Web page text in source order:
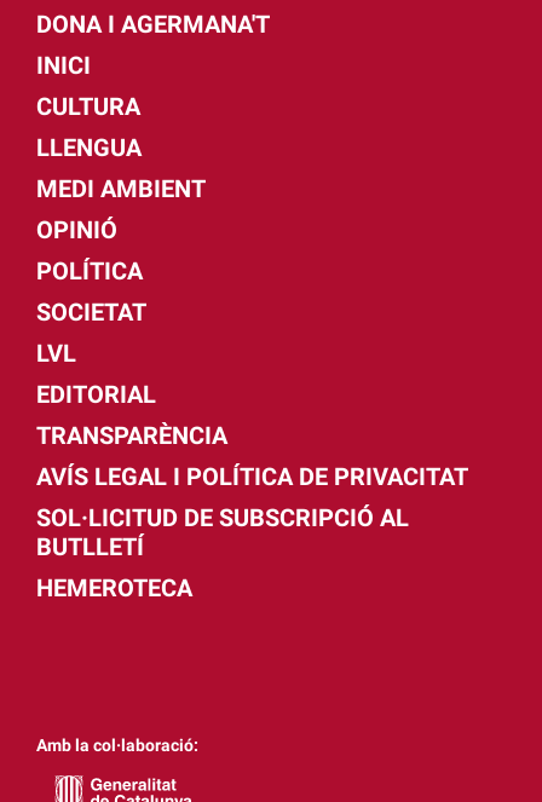
DONA I AGERMANA'T
INICI
CULTURA
LLENGUA
MEDI AMBIENT
OPINIÓ
POLÍTICA
SOCIETAT
LVL
EDITORIAL
TRANSPARÈNCIA
AVÍS LEGAL I POLÍTICA DE PRIVACITAT
SOL·LICITUD DE SUBSCRIPCIÓ AL
BUTLLETÍ
HEMEROTECA
Amb la col·laboració: